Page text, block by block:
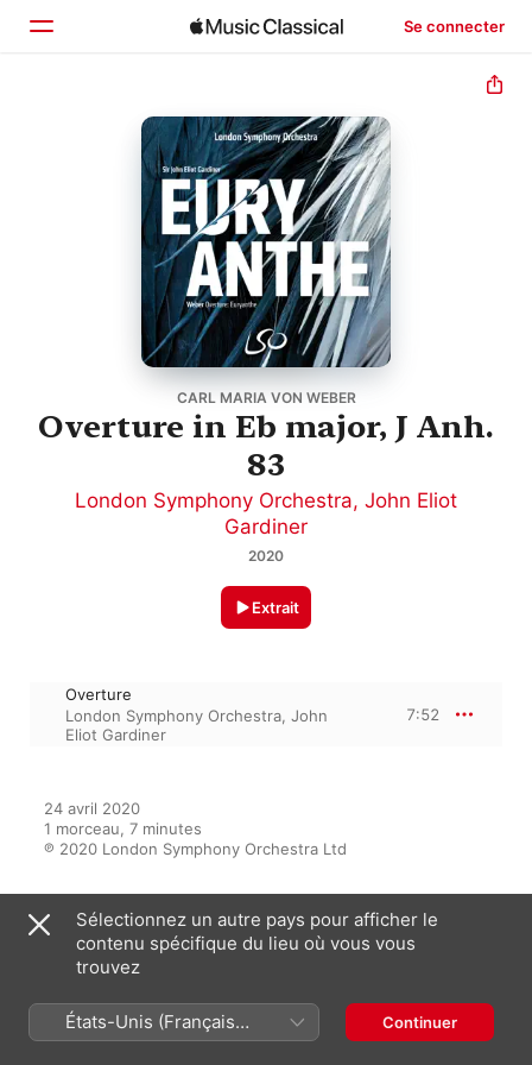
Se connecter
Accueil
Parcourir
Rechercher
CARL MARIA VON WEBER
Overture in Eb major, J Anh.
83
London Symphony Orchestra, John Eliot
Gardiner
2020
Extrait
Overture
London Symphony Orchestra, John
Eliot Gardiner
7:52
24 avril 2020
1 morceau, 7 minutes
℗ 2020 London Symphony Orchestra Ltd
Sur l’album
Weber: Overture "Euryanthe" -
Single
Sélectionnez un autre pays pour afficher le
contenu spécifique du lieu où vous vous
trouvez
États-Unis (Français
France)
Continuer